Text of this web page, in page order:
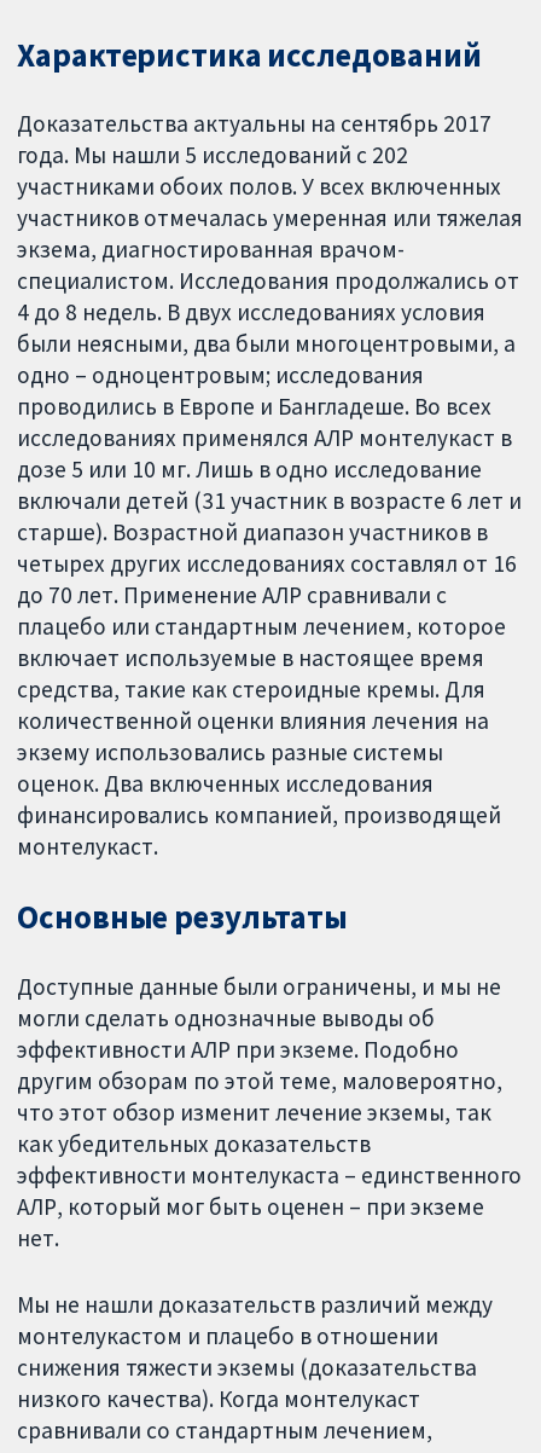
Характеристика исследований
Доказательства актуальны на сентябрь 2017
года. Мы нашли 5 исследований с 202
участниками обоих полов. У всех включенных
участников отмечалась умеренная или тяжелая
экзема, диагностированная врачом-
специалистом. Исследования продолжались от
4 до 8 недель. В двух исследованиях условия
были неясными, два были многоцентровыми, а
одно – одноцентровым; исследования
проводились в Европе и Бангладеше. Во всех
исследованиях применялся АЛР монтелукаст в
дозе 5 или 10 мг. Лишь в одно исследование
включали детей (31 участник в возрасте 6 лет и
старше). Возрастной диапазон участников в
четырех других исследованиях составлял от 16
до 70 лет. Применение АЛР сравнивали с
плацебо или стандартным лечением, которое
включает используемые в настоящее время
средства, такие как стероидные кремы. Для
количественной оценки влияния лечения на
экзему использовались разные системы
оценок. Два включенных исследования
финансировались компанией, производящей
монтелукаст.
Основные результаты
Доступные данные были ограничены, и мы не
могли сделать однозначные выводы об
эффективности АЛР при экземе. Подобно
другим обзорам по этой теме, маловероятно,
что этот обзор изменит лечение экземы, так
как убедительных доказательств
эффективности монтелукаста – единственного
АЛР, который мог быть оценен – при экземе
нет.
Мы не нашли доказательств различий между
монтелукастом и плацебо в отношении
снижения тяжести экземы (доказательства
низкого качества). Когда монтелукаст
сравнивали со стандартным лечением,